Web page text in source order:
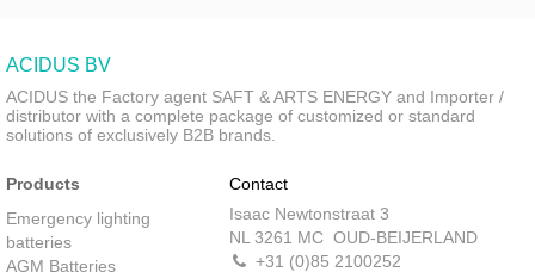
ACIDUS BV
ACIDUS the Factory agent SAFT & ARTS ENERGY and Importer /
distributor with a complete package of customized or standard
solutions of exclusively B2B brands.
Products
Emergency lighting
batteries
AGM Batteries
Contact
Isaac Newtonstraat 3
NL 3261 MC OUD-BEIJERLAND
+31 (0)85 2100252